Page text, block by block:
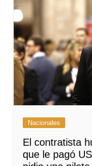
Nacionales
El contratista
que le pagó